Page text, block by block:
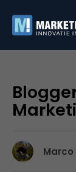
Marco